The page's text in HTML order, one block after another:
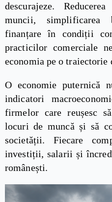
descurajeze.
muncii, simplificarea
finanțare în condiții
practicilor comerciale
economia pe o traiectorie
O economie puternică
indicatori
firmelor care reușesc
locuri de muncă și să
societății. Fiecare
investiții, salarii și
românești.